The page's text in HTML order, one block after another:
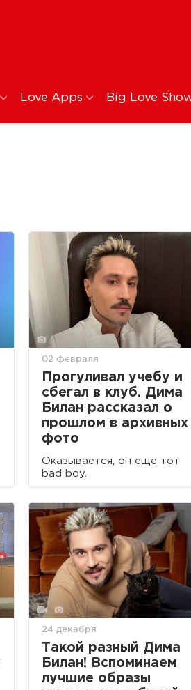
Love Apps Big Love
02 февраля
Прогуливал учебу и
сбегал в клуб. Дима
Билан рассказал о
прошлом в архивных
фото
Оказывается, он еще тот
bad boy.
24 декабря
Такой разный Дима
Билан! Вспоминаем
лучшие образы